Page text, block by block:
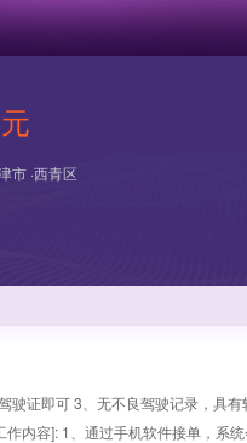
市 ·西青区
证即可 3、无不良驾驶记录，具
内容]: 1、通过手机软件接单，系